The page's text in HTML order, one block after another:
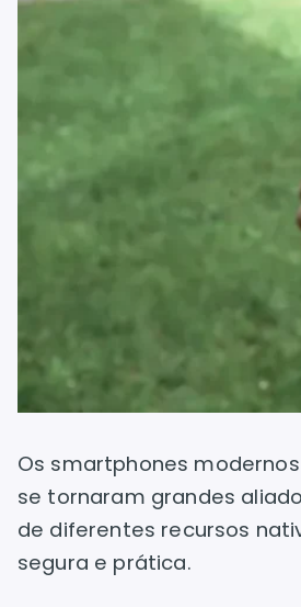
Os smartphones
se tornaram grandes
de diferentes recursos
segura e prática.